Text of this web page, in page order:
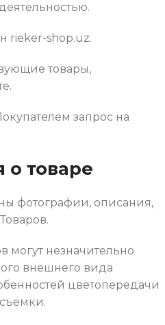
rieker-shop.uz.
товары,
запрос на
товаре
фотографии, описания,
могут незначительно
внешнего вида
цветопередачи